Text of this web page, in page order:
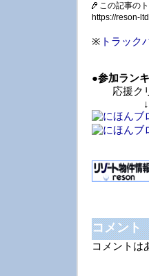
この記事の
https://reson-
※ トラック
●参加ラン
応援クリ
コメント
コメントは